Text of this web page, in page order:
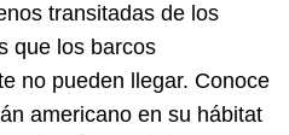
transitadas de los
que los barcos
no pueden llegar. Conoce
americano en su hábitat